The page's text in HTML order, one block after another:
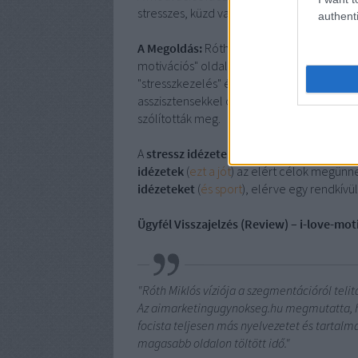
stresszes, küzd valamiért, vagy épp
A Megoldás: Róth Miklós stratégiája itt a
motivációs" oldalt erőltettek volna, a
"stresszkezelés" és a "sportolói
asszisztensekkel olyan tartalmakat
szólították meg.
A stressz idézetek
idézetek (ezt a jót) az elért célok
idézeteket (és sport), elérve egy
Ügyfél Visszajelzés (Review) – i-love-
"Róth Miklós víziója a szegmentációról
Az aimarketingugynokseg.hu megmutatta,
focista teljesen más nyelvezetet és
magasabb oldalon töltött idő."